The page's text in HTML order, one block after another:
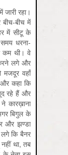
रहा।
बीच में
में सीटू के
धरना-
कम थी। वे
लगे और
वहाँ
कहा कि
रहे हैं और
कारख़ाना
बिगुल के
और झण्डा
कि बैनर
था, तब